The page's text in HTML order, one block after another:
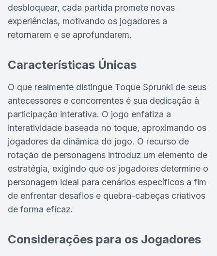
desbloquear, cada partida promete novas
experiências, motivando os jogadores a
retornarem e se aprofundarem.
Características Únicas
O que realmente distingue Toque Sprunki de seus
antecessores e concorrentes é sua dedicação à
participação interativa. O jogo enfatiza a
interatividade baseada no toque, aproximando os
jogadores da dinâmica do jogo. O recurso de
rotação de personagens introduz um elemento de
estratégia, exigindo que os jogadores determine o
personagem ideal para cenários específicos a fim
de enfrentar desafios e quebra-cabeças criativos
de forma eficaz.
Considerações para os Jogadores